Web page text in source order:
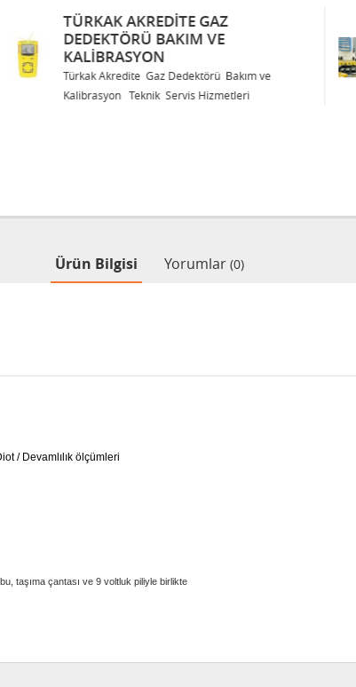
TÜRKAK AKREDITE GAZ
DEDEKTÖRÜ BAKIM VE
KALIBRASYON
Türkak Akredite Gaz Dedektörü Bakım ve
Kalibrasyon Teknik Servis Hizmetleri
Ürün Bilgisi Yorumlar (0)
/ Devamlılık ölçümleri
taşıma çantası ve 9 voltluk piliyle birlikte